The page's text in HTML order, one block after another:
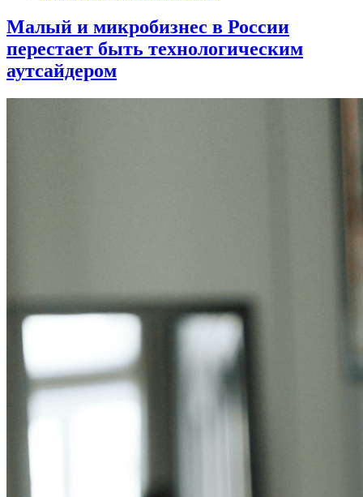
Малый и микробизнес в России
перестает быть технологическим
аутсайдером